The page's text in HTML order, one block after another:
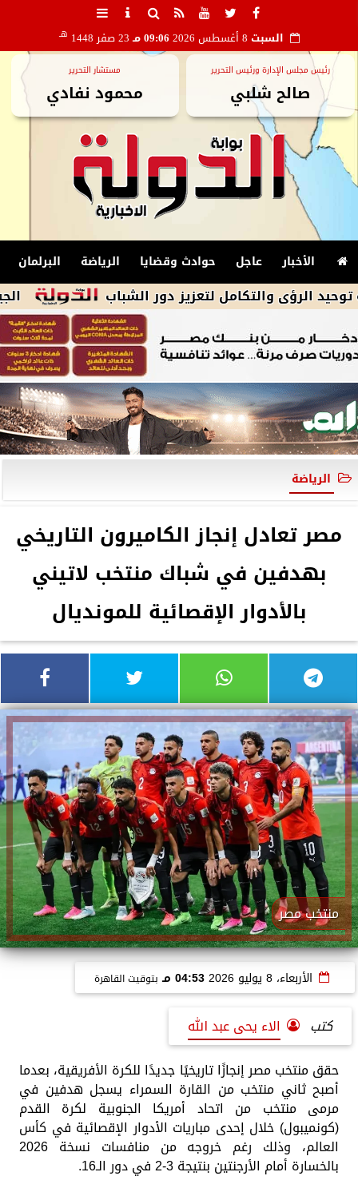
السبت 09:06 مـ 23 صفر 1448 هـ
رئيس مجلس الإدارة ورئيس التحرير
صالح شلبي
مستشار التحرير
محمود نفادي
الأخبار عاجل حوادث وقضايا الرياضة البرلمان
الجيش والتكامل لتعزيز دور الشباب
الرياضة
مصر تعادل إنجاز الكاميرون التاريخي
بهدفين في شباك منتخب لاتيني
بالأدوار الإقصائية للمونديال
منتخب مصر
الأربعاء، 8 يوليو 2026 04:53 مـ بتوقيت القاهرة
كتب
الاء يحى عبد الله
حقق منتخب مصر إنجازًا تاريخيًا جديدًا للكرة الأفريقية، بعدما
أصبح ثاني منتخب من القارة السمراء يسجل هدفين في
مرمى منتخب من اتحاد أمريكا الجنوبية لكرة القدم
(كونميبول) خلال إحدى مباريات الأدوار الإقصائية في كأس
العالم، وذلك رغم خروجه من منافسات نسخة 2026
بالخسارة أمام الأرجنتين بنتيجة 3-2 في دور الـ16.